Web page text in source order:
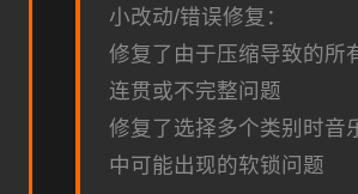
小改动/错误修复：
修复了由于压缩导致的所
连贯或不完整问题
修复了选择多个类别时音
中可能出现的软锁问题